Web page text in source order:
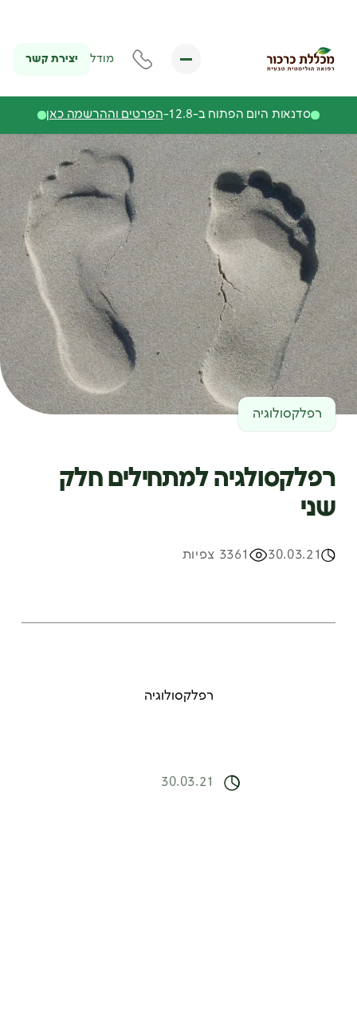
מודל יצירת קשר
סדנאות היום הפתוח ב-12.8- הפרטים וההרשמה כאן
רפלקסולוגיה
רפלקסולגיה למתחילים חלק
שני
30.03.21 3361 צפיות
רפלקסולוגיה
30.03.21